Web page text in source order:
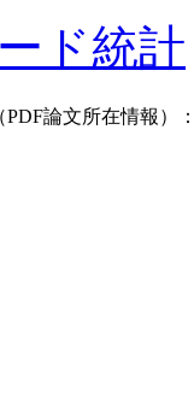
ド統計
論文所在情報）：